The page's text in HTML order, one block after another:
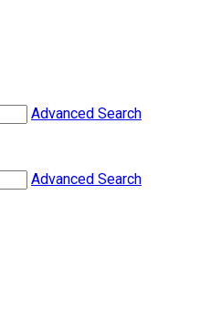
Advanced Search
Advanced Search